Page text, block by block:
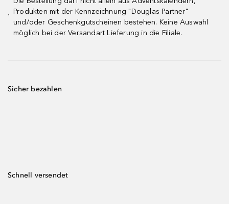
¹
Produkten mit der Kennzeichnung "Douglas Partner"
und/oder Geschenkgutscheinen bestehen. Keine Auswahl
möglich bei der Versandart Lieferung in die Filiale.
Sicher bezahlen
Schnell versendet